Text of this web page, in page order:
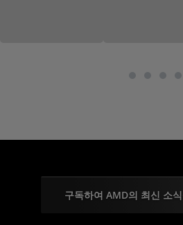
구독하여 AMD의 최신 소